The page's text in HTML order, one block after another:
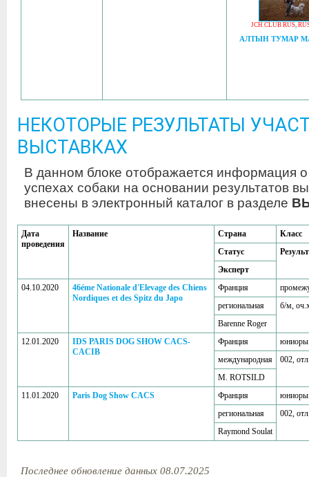
JCH CLUB RUS,
АЛТЫН ТУМАР
НЕКОТОРЫЕ РЕЗУЛЬТАТЫ
ВЫСТАВКАХ
В данном блоке отображается информация
успехах собаки на основании результатов
внесены в электронный каталог в разделе
Дата
проведения
Название Страна
Класс
Статус
Эксперт
04.10.2020
46éme Nationale d'Elevage des Chiens
Nordiques et des Spitz du Japo
Франция
региональная
б/м,
Barenne Roger
12.01.2020
IDS PARIS DOG SHOW CACS-
CACIB
Франция
юниоры
международная
002,
M. ROTSILD
11.01.2020
Paris Dog Show CACS Франция
юниоры
региональная
002,
Raymond Soulat
Последнее обновление данных 08.07.2025